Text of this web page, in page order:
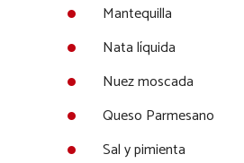
Mantequilla
Nata líquida
Nuez moscada
Queso Parmesano
Sal y pimienta